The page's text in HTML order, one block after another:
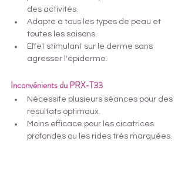
des activités.
Adapté à tous les types de peau et
toutes les saisons.
Effet stimulant sur le derme sans
agresser l'épiderme.
Inconvénients du PRX-T33
Nécessite plusieurs séances pour des
résultats optimaux.
Moins efficace pour les cicatrices
profondes ou les rides très marquées.